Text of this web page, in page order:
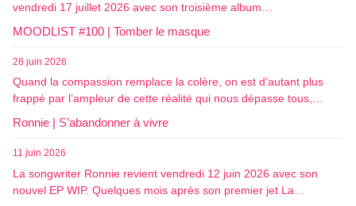
vendredi 17 juillet 2026 avec son troisième album…
MOODLIST #100 | Tomber le masque
28 juin 2026
Quand la compassion remplace la colère, on est d’autant plus
frappé par l’ampleur de cette réalité qui nous dépasse tous,…
Ronnie | S’abandonner à vivre
11 juin 2026
La songwriter Ronnie revient vendredi 12 juin 2026 avec son
nouvel EP WIP. Quelques mois après son premier jet La…